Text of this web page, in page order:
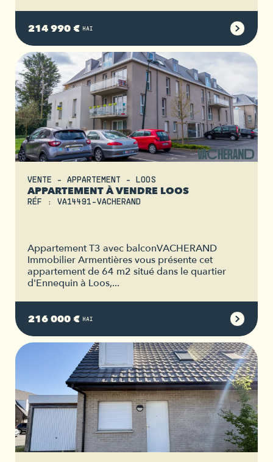
214 990 € HAI
VENTE - APPARTEMENT - LOOS
APPARTEMENT À VENDRE LOOS
RÉF : VA14491-VACHERAND
Appartement T3 avec balconVACHERAND
Immobilier Armentières vous présente cet
appartement de 64 m2 situé dans le quartier
d'Ennequin à Loos,...
216 000 € HAI